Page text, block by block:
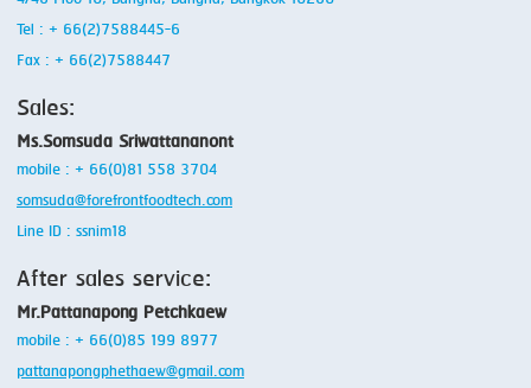
Tel : + 66(2)7588445-6
Fax : + 66(2)7588447
Sales:
Ms.Somsuda Sriwattananont
mobile : + 66(0)81 558 3704
somsuda@forefrontfoodtech.com
Line ID : ssnim18
After sales service:
Mr.Pattanapong Petchkaew
mobile : + 66(0)85 199 8977
pattanapongphethaew@gmail.com